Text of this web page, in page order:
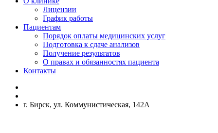
Лицензии
График работы
Пациентам
Порядок оплаты медицинских услуг
Подготовка к сдаче анализов
Получение результатов
О правах и обязанностях пациента
Контакты
г. Бирск, ул. Коммунистическая, 142А